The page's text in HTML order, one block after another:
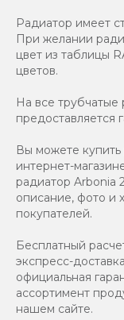
Радиатор имеет
При желании
цвет из таблицы
цветов.
На все
предоставляется
Вы можете купить
интернет-
радиатор Arbonia
описание, фото и
покупателей.
Бесплатный
экспресс-
официальная
ассортимент
нашем сайте.